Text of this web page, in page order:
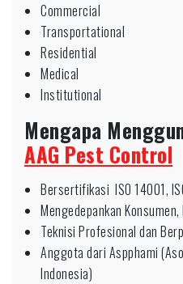
Commercial
Transportational
Residential
Medical
Institutional
Mengapa
AAG Pest Control
Bersertifikasi ISO 14001,
Mengedepankan
Teknisi Profesional dan
Anggota dari Aspphami
Indonesia)